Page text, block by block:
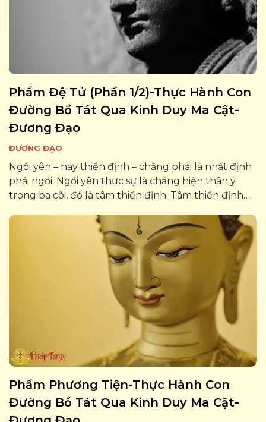
Phẩm Đệ Tử (phần 1/2)-Thực Hành Con
Đường Bồ Tát Qua Kinh Duy Ma Cật-
Đương Đạo
ĐƯƠNG ĐẠO
Ngồi yên – hay thiền định – chẳng phải là nhất định
phải ngồi. Ngồi yên thực sự là chẳng hiện thân ý
trong ba cõi, đó là tâm thiền định. Tâm thiền định
thiền định ấy đạt...
Phẩm Phương Tiện-Thực Hành Con
Đường Bồ Tát Qua Kinh Duy Ma Cật-